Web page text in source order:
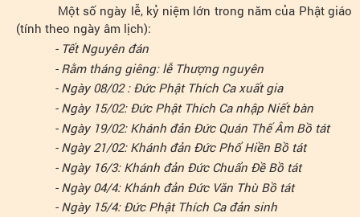
Một số ngày lễ, kỷ niệm lớn trong năm của Phật giáo
(tính theo ngày âm lịch):
- Tết Nguyên đán
- Rằm tháng giêng: lễ Thượng nguyên
- Ngày 08/02 : Đức Phật Thích Ca xuất gia
- Ngày 15/02: Đức Phật Thích Ca nhập Niết bàn
- Ngày 19/02: Khánh đản Đức Quán Thế Âm Bồ tát
- Ngày 21/02: Khánh đản Đức Phổ Hiền Bồ tát
- Ngày 16/3: Khánh đản Đức Chuẩn Đề Bồ tát
- Ngày 04/4: Khánh đản Đức Văn Thù Bồ tát
- Ngày 15/4: Đức Phật Thích Ca đản sinh